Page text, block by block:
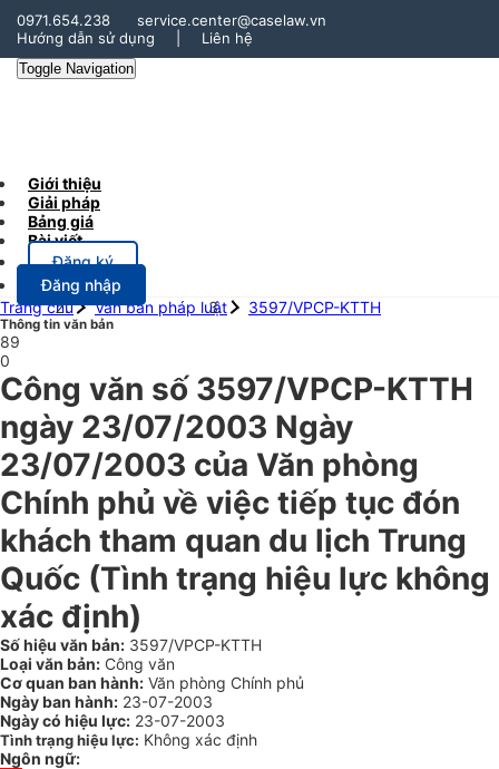
0971.654.238
service.center@caselaw.vn
Hướng dẫn sử dụng
Liên hệ
Toggle Navigation
Giới thiệu
Giải pháp
Bảng giá
Bài viết
Đăng ký
Đăng nhập
Trang chủ
Văn bản pháp luật 3597/VPCP-KTTH
Thông tin văn bản
89
0
Công văn số 3597/VPCP-KTTH
ngày 23/07/2003 Ngày
23/07/2003 của Văn phòng
Chính phủ về việc tiếp tục đón
khách tham quan du lịch Trung
Quốc (Tình trạng hiệu lực không
xác định)
Số hiệu văn bản: 3597/VPCP-KTTH
Loại văn bản: Công văn
Cơ quan ban hành: Văn phòng Chính phủ
Ngày ban hành: 23-07-2003
Ngày có hiệu lực: 23-07-2003
Tình trạng hiệu lực: Không xác định
Ngôn ngữ: